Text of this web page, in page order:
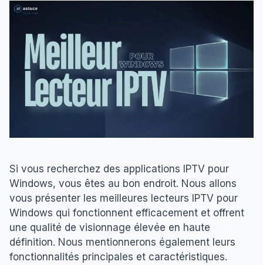
Si vous recherchez des applications IPTV pour
Windows, vous êtes au bon endroit. Nous allons
vous présenter les meilleures lecteurs IPTV pour
Windows qui fonctionnent efficacement et offrent
une qualité de visionnage élevée en haute
définition. Nous mentionnerons également leurs
fonctionnalités principales et caractéristiques.